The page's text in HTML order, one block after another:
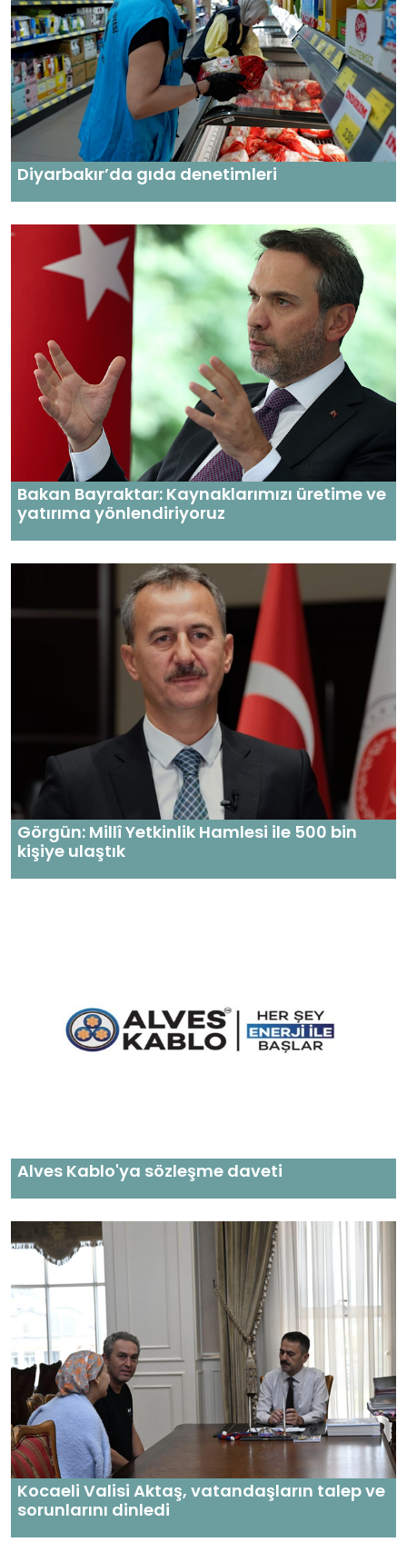
Diyarbakır’da gıda denetimleri
Bakan Bayraktar: Kaynaklarımızı üretime ve
yatırıma yönlendiriyoruz
Görgün: Millî Yetkinlik Hamlesi ile 500 bin
kişiye ulaştık
Alves Kablo'ya sözleşme daveti
Kocaeli Valisi Aktaş, vatandaşların talep ve
sorunlarını dinledi